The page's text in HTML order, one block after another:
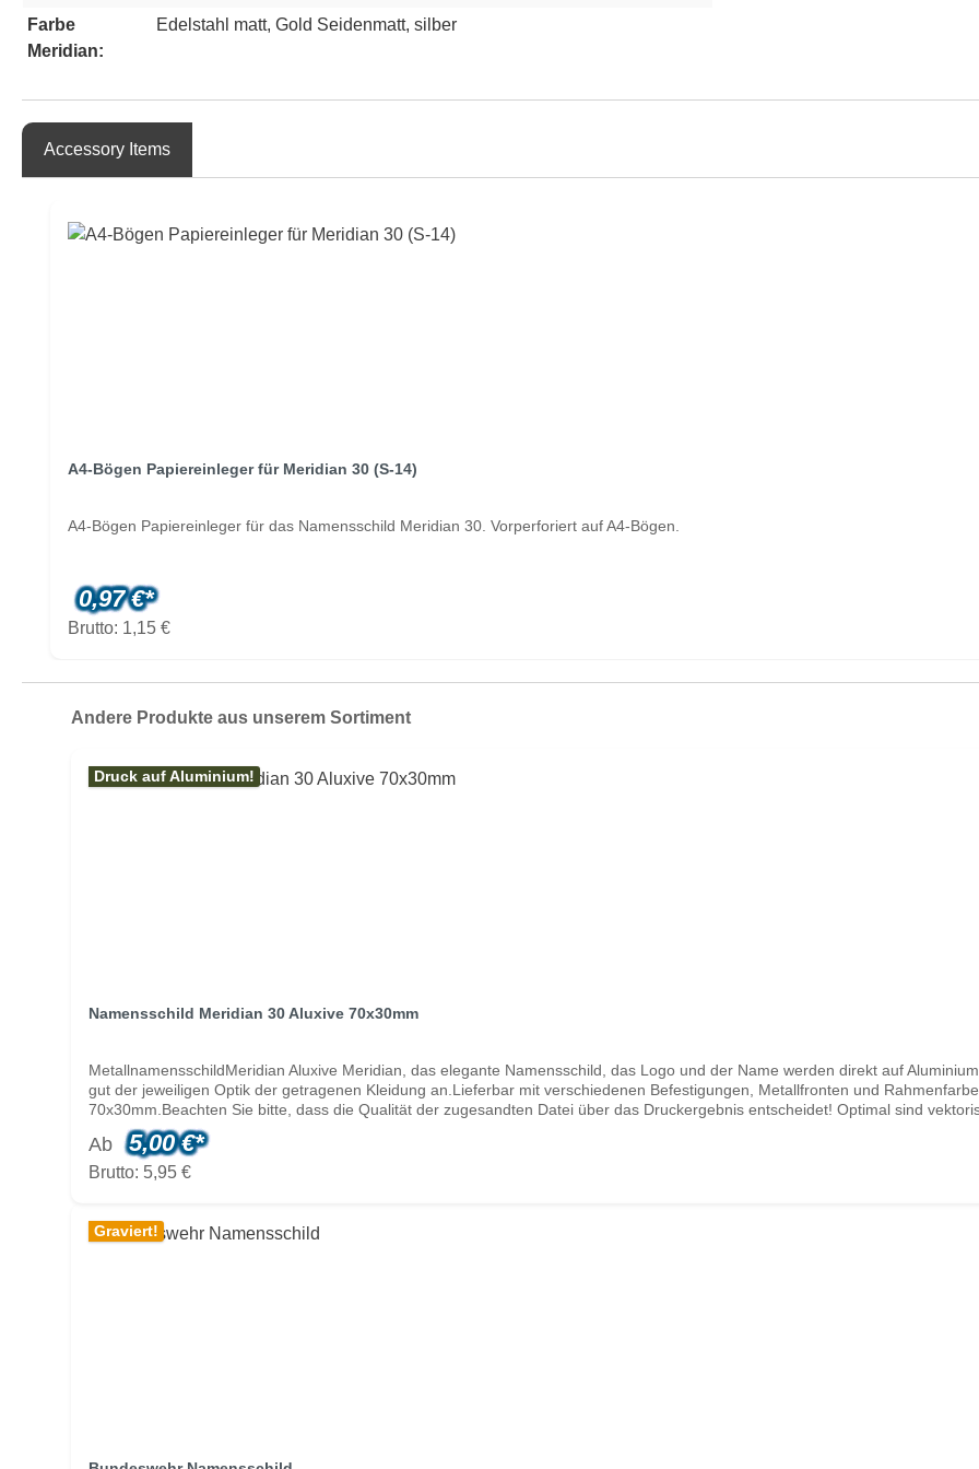
Farbe
Meridian:
Edelstahl matt, Gold Seidenmatt, silber
Accessory Items
A4-Bögen Papiereinleger für Meridian 30 (S-14)
A4-Bögen Papiereinleger für das Namensschild Meridian 30. Vorperforiert auf A4-Bögen.
0,97 €*
Brutto: 1,15 €
Produktgalerie überspringen
Andere Produkte aus unserem Sortiment
Druck auf Aluminium!
Namensschild Meridian 30 Aluxive 70x30mm
MetallnamensschildMeridian Aluxive Meridian, das elegante Namensschild, das Logo und der Name werden direkt auf
gut der jeweiligen Optik der getragenen Kleidung an.Lieferbar mit verschiedenen Befestigungen, Metallfronten und
70x30mm.Beachten Sie bitte, dass die Qualität der zugesandten Datei über das Druckergebnis entscheidet! Optimal sind
Dateien. Beachten Sie bitte, das, bedingt durch den Digitaldruck, Farbabweichung auftreten können! Sollte ein Motiv wider
das weitere Vorgehen zu besprechen. Weiß kann nicht gedruckt werden. Weiße Flächen im Logo erscheinen in der Farbe des
diese genau so eingeben, wie sie auf dem Schilder erscheinen sollen, also z.B. Titel Vorname Nachname. Wir lesen keine
Ab 5,00 €*
Brutto: 5,95 €
Graviert!